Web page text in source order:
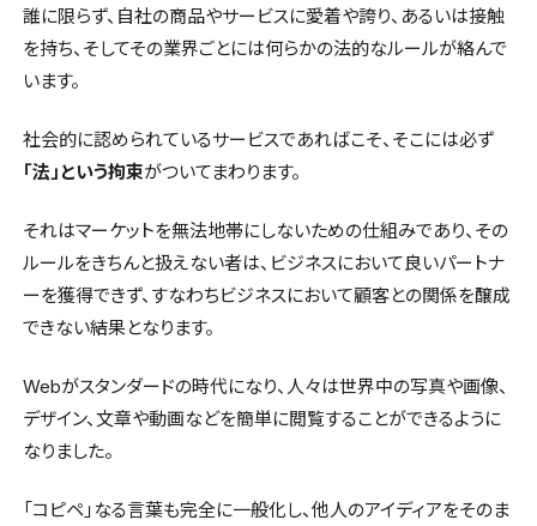
誰に限らず、自社の商品やサービスに愛着や誇り、あるいは接触
を持ち、そしてその業界ごとには何らかの法的なルールが絡んで
います。
社会的に認められているサービスであればこそ、そこには必ず
「法」という拘束がついてまわります。
それはマーケットを無法地帯にしないための仕組みであり、その
ルールをきちんと扱えない者は、ビジネスにおいて良いパートナ
ーを獲得できず、すなわちビジネスにおいて顧客との関係を醸成
できない結果となります。
Webがスタンダードの時代になり、人々は世界中の写真や画像、
デザイン、文章や動画などを簡単に閲覧することができるように
なりました。
「コピペ」なる言葉も完全に一般化し、他人のアイディアをそのま